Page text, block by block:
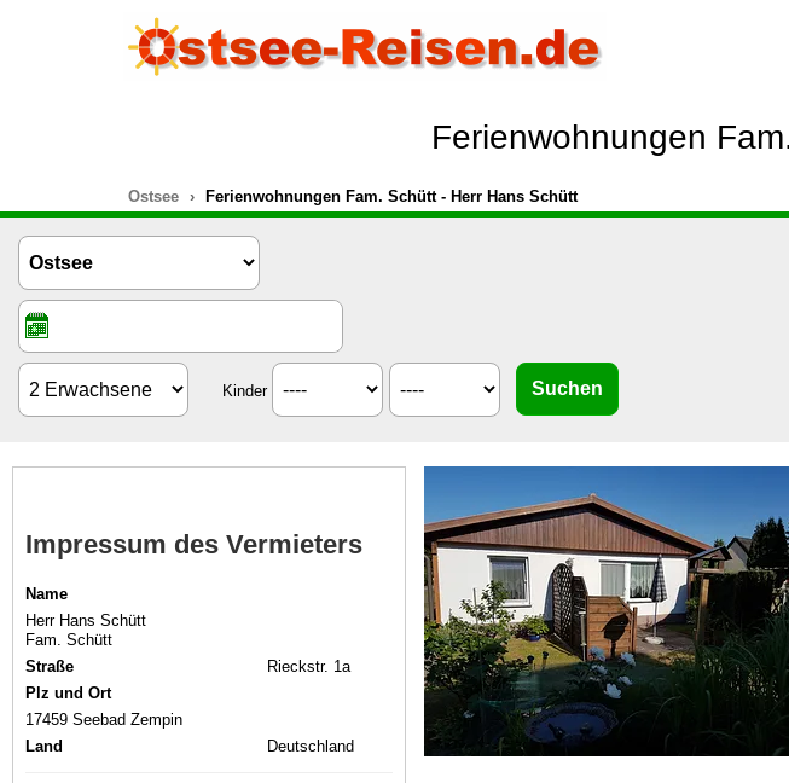
Ferienwohnungen
Ostsee Ferienwohnungen Fam. Schütt - Herr Hans Schütt
Kinder
Impressum des Vermieters
Name
Herr Hans Schütt
Fam. Schütt
Straße
Rieckstr. 1a
Plz und Ort
17459 Seebad Zempin
Land
Deutschland